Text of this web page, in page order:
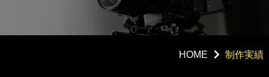
HOME 制作実績